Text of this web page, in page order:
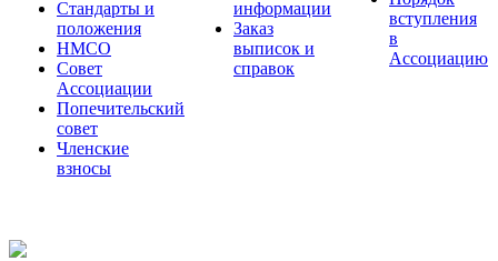
Стандарты и
положения
НМСО
Совет
Ассоциации
Попечительский
совет
Членские
взносы
информации
Заказ
выписок и
справок
вступления
в
Ассоциацию